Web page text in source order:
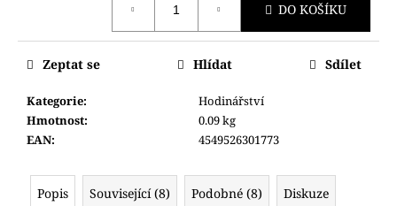
DO KOŠÍKU
Kategorie:
Hodinářství
Hmotnost:
0.09 kg
EAN: 4549526301773
Zeptat se Hlídat Sdílet
Popis Související (8) Podobné (8) Diskuze
D
p
o